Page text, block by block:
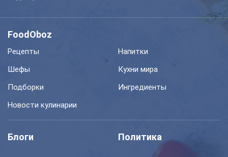
FoodOboz
Рецепты
Напитки
Шефы
Кухни мира
Подборки
Ингредиенты
Новости кулинарии
Блоги Политика